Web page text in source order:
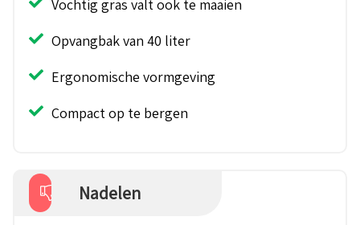
Vochtig gras valt ook te maaien
Opvangbak van 40 liter
Ergonomische vormgeving
Compact op te bergen
Nadelen